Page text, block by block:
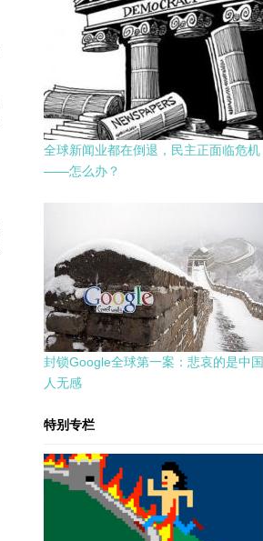
全球新闻业都在倒退，民主正面临危机
——怎么办？
封锁Google全球第一案：悲哀的是中国
人无感
特别专栏